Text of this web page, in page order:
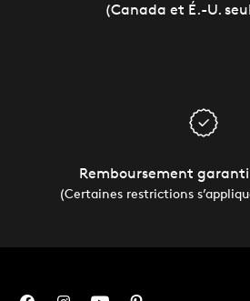
(Canada et É.-U.
Remboursement garanti
(Certaines restrictions